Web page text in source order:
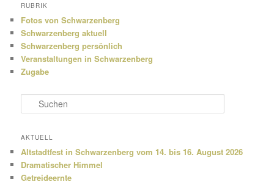
RUBRIK
Fotos von Schwarzenberg
Schwarzenberg aktuell
Schwarzenberg persönlich
Veranstaltungen in Schwarzenberg
Zugabe
u
h
n
AKTUELL
Altstadtfest in Schwarzenberg vom 14. bis 16. August 2026
Dramatischer Himmel
Getreideernte